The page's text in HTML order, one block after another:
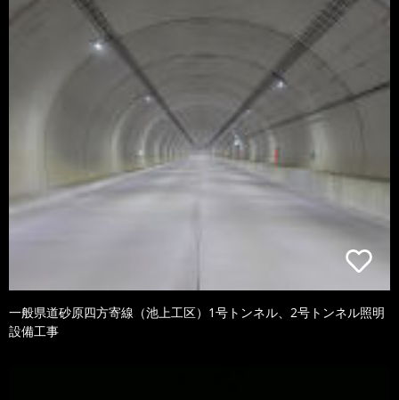
一般県道砂原四方寄線（池上工区）1号トンネル、2号トンネル照明
設備工事